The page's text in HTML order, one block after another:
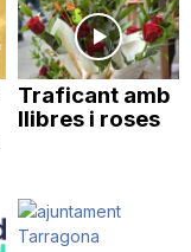
Traficant amb
llibres i roses